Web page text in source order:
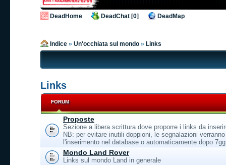
DeadHome DeadChat [0] DeadMap
Indice » Un'occhiata sul mondo » Links
Links
FORUM
Proposte
Sezione a libera scrittura dove proporre i links da
NB: per evitare inutili doppioni, le segnalazioni
l'inserimento nel database o automaticamente dopo
Mondo Land Rover
Links sul mondo Land in generale